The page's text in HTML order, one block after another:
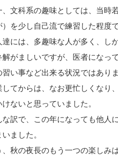
文科系の趣味としては、当時
）を少し自己流で練習した程度で
には、多趣味な人が多く、し
解がましいですが、医者になっ
習い事など出来る状況ではあり
てからは、なお更忙しくなり
けないと思っていました。
訳で、この年になっても他人
ました。
秋の夜長のもう一つの楽しみ